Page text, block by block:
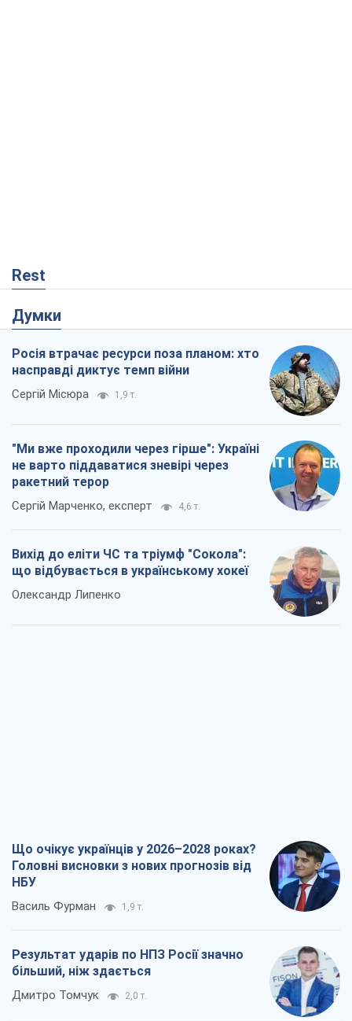
Rest
Думки
Росія втрачає ресурси поза планом: хто
насправді диктує темп війни
Сергій Місюра 1,9 т.
"Ми вже проходили через гірше": Україні
не варто піддаватися зневірі через
ракетний терор
Сергій Марченко, експерт 4,6 т.
Вихід до еліти ЧС та тріумф "Сокола":
що відбувається в українському хокеї
Олександр Липенко
Що очікує українців у 2026–2028 роках?
Головні висновки з нових прогнозів від
НБУ
Василь Фурман 1,9 т.
Результат ударів по НПЗ Росії значно
більший, ніж здається
Дмитро Томчук 2,0 т.